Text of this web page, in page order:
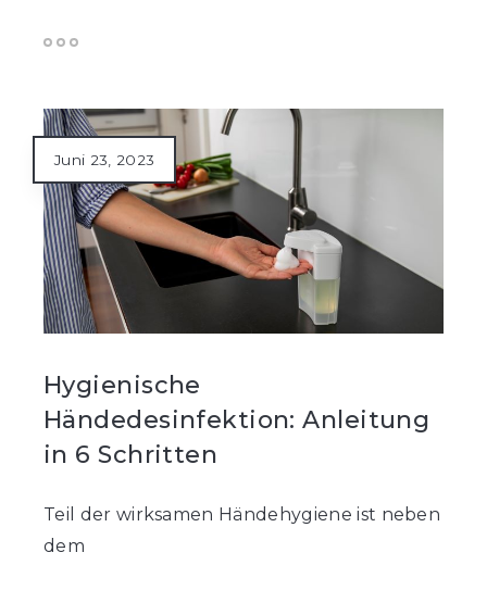
Hygienische
Händedesinfektion: Anleitung
in 6 Schritten
Juni 23, 2023
Teil der wirksamen Händehygiene ist neben
dem